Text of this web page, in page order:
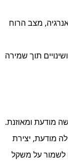
מצב הרוח
תוך שמירה
מודעת ומאוזנת.
מודעת, יצירת
לשמור על משקל